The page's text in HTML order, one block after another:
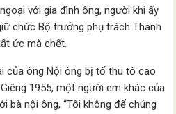
với gia đình ông, người khi ấy
chức Bộ trưởng phụ trách Thanh
ức mà chết.
của ông Nội ông bị tố thu tô cao
1955, một người em khác của
bà nội ông, “Tôi không để chúng